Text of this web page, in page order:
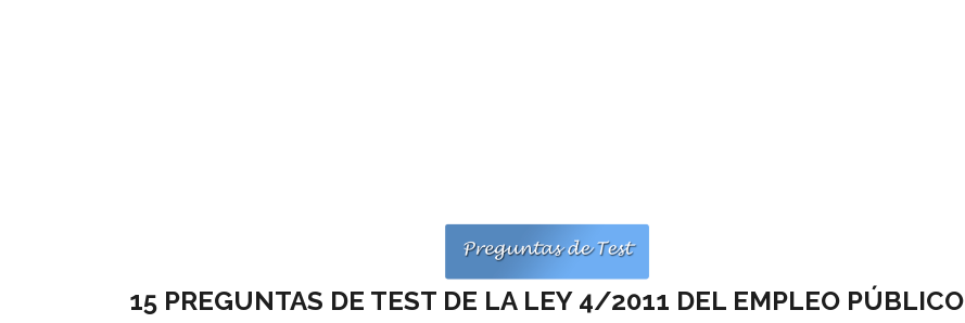
15 PREGUNTAS DE TEST DE LA LEY 4/2011 DEL EMPLEO PÚBLICO